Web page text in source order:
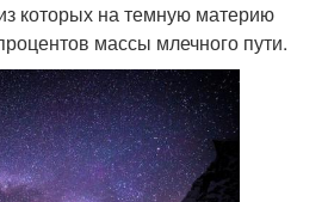
которых на темную материю
массы млечного пути.